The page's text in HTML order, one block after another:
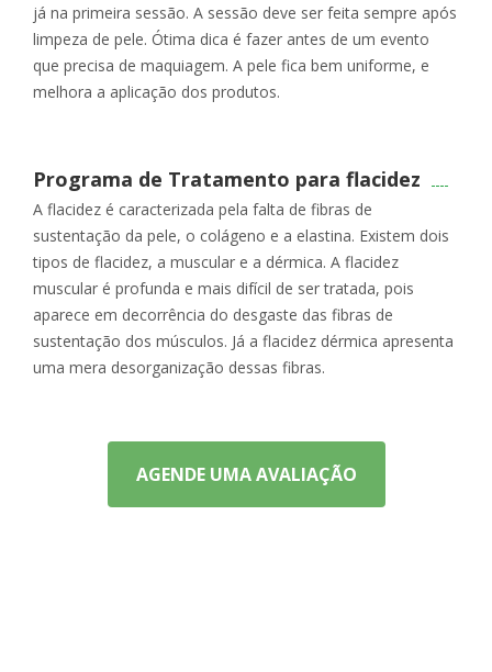
já na primeira sessão. A sessão deve ser feita sempre após
limpeza de pele. Ótima dica é fazer antes de um evento
que precisa de maquiagem. A pele fica bem uniforme, e
melhora a aplicação dos produtos.
Programa de Tratamento para flacidez
A flacidez é caracterizada pela falta de fibras de
sustentação da pele, o colágeno e a elastina. Existem dois
tipos de flacidez, a muscular e a dérmica. A flacidez
muscular é profunda e mais difícil de ser tratada, pois
aparece em decorrência do desgaste das fibras de
sustentação dos músculos. Já a flacidez dérmica apresenta
uma mera desorganização dessas fibras.
AGENDE UMA AVALIAÇÃO